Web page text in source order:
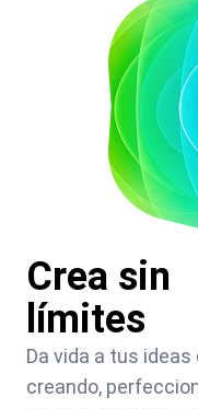
Crea sin
límites
Da vida a tus ideas
creando,